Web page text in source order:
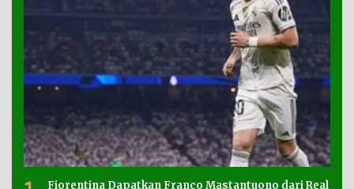
Fiorentina Dapatkan Franco Mastantuono dari Real